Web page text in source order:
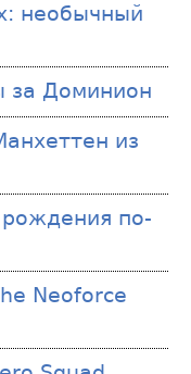
необычный
за Доминион
из
по-
Neoforce